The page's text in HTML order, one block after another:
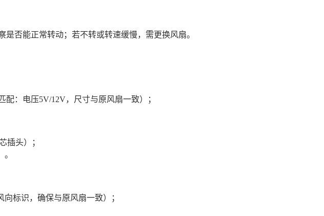
否能正常转动；若不转或转速缓慢，需更换风扇。
配：电压5V/12V，尺寸与原风扇一致）；
插头）；
。
标识，确保与原风扇一致）；